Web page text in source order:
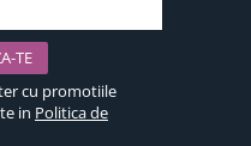
cu promotiile
in Politica de